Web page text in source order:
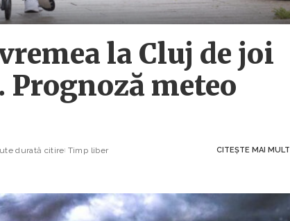
la Cluj de joi
Prognoză meteo
durată citire Timp liber CITEȘTE MAI MULT